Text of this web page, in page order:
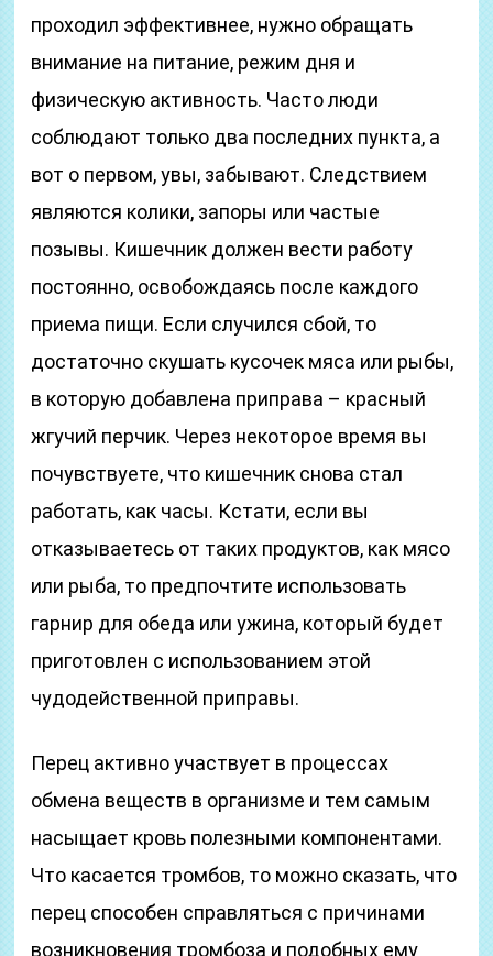
проходил эффективнее, нужно обращать
внимание на питание, режим дня и
физическую активность. Часто люди
соблюдают только два последних пункта, а
вот о первом, увы, забывают. Следствием
являются колики, запоры или частые
позывы. Кишечник должен вести работу
постоянно, освобождаясь после каждого
приема пищи. Если случился сбой, то
достаточно скушать кусочек мяса или рыбы,
в которую добавлена приправа – красный
жгучий перчик. Через некоторое время вы
почувствуете, что кишечник снова стал
работать, как часы. Кстати, если вы
отказываетесь от таких продуктов, как мясо
или рыба, то предпочтите использовать
гарнир для обеда или ужина, который будет
приготовлен с использованием этой
чудодейственной приправы.
Перец активно участвует в процессах
обмена веществ в организме и тем самым
насыщает кровь полезными компонентами.
Что касается тромбов, то можно сказать, что
перец способен справляться с причинами
возникновения тромбоза и подобных ему